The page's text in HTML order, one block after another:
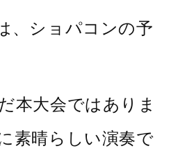
、ショパコンの予
本大会ではありま
素晴らしい演奏で